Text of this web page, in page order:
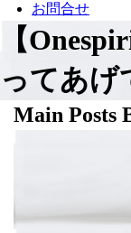
お問合せ
【
ってあげ
Main Posts